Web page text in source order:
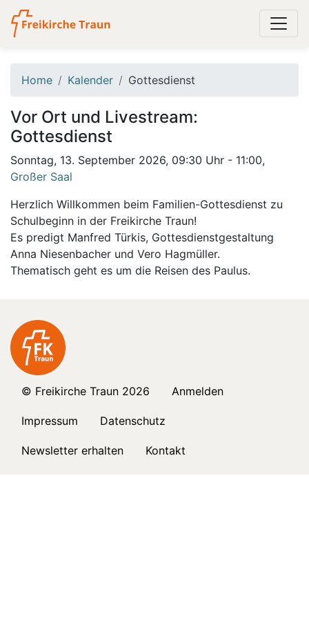
Home Kalender Gottesdienst
Vor Ort und Livestream:
Gottesdienst
Sonntag, 13. September 2026, 09:30 Uhr - 11:00,
Großer Saal
Herzlich Willkommen beim Familien-Gottesdienst zu
Schulbeginn in der Freikirche Traun!
Es predigt Manfred Türkis, Gottesdienstgestaltung
Anna Niesenbacher und Vero Hagmüller.
Thematisch geht es um die Reisen des Paulus.
© Freikirche Traun 2026 Anmelden
Impressum Datenschutz
Newsletter erhalten Kontakt